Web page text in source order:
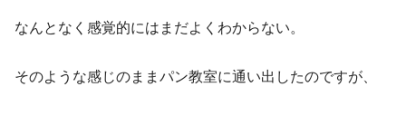
なんとなく感覚的にはまだよくわからない。
そのような感じのままパン教室に通い出したのですが、